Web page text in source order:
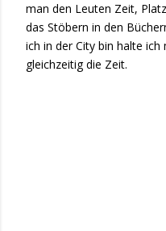
man den Leuten Zeit,
das Stöbern in den
ich in der City bin halte
gleichzeitig die Zeit.